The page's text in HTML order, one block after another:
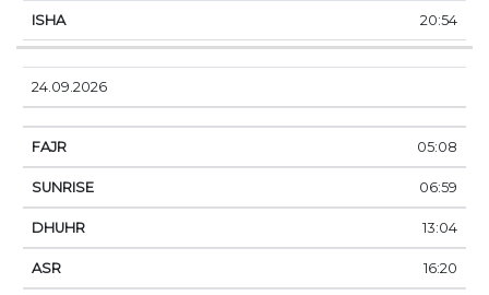
20:54
24.09.2026
05:08
06:59
13:04
16:20